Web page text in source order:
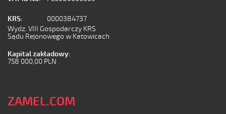
KRS:
0000384737
Wydz. VIII Gospodarczy KRS
Sądu Rejonowego w Katowicach
Kapital zakładowy:
758 000,00 PLN
ZAMEL.COM